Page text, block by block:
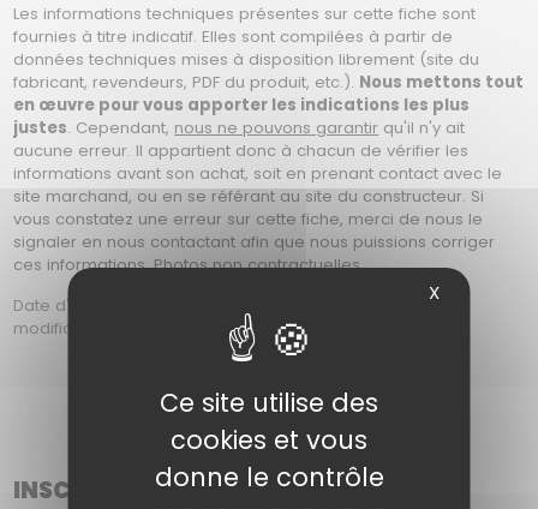
Les informations techniques présentes sur cette fiche sont
fournies à titre indicatif. Elles sont compilées à partir de
données techniques mises à disposition librement (site du
fabricant, revendeurs, PDF du produit, etc.). Nous mettons tout
en œuvre pour vous apporter les indications les plus
justes. Cependant, nous ne pouvons garantir qu'il n'y ait
aucune erreur. Il appartient donc à chacun de vérifier les
informations avant son achat, soit en prenant contact avec le
site marchand, ou en se référant au site du constructeur. Si
vous constatez une erreur sur cette fiche, merci de nous le
signaler en nous contactant afin que nous puissions corriger
ces informations. Photos non contractuelles.
Date d'ajout : Le Mercredi 23 Juin 2021 à 14h17 | date de
modification : Le Vendredi 07 Aout 2026 à 10h26
INSCRIPTION À NOTRE NEWSLETTER
X
Ce site utilise des
cookies et vous
donne le contrôle